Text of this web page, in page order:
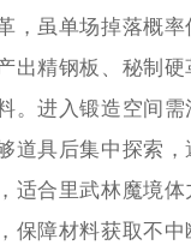
，虽单场掉落概率
出精钢板、秘制
。进入锻造空间需
道具后集中探索
适合里武林魔境
保障材料获取不中